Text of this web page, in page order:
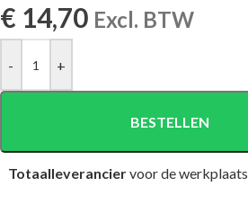
€ 14,70 Excl. BTW
- +
BESTELLEN
Totaalleveranciervoor de werkplaats